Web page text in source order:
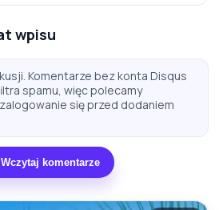
wpisu
Komentarze bez konta Disqus
spamu, więc polecamy
się przed dodaniem
Wczytaj komentarze